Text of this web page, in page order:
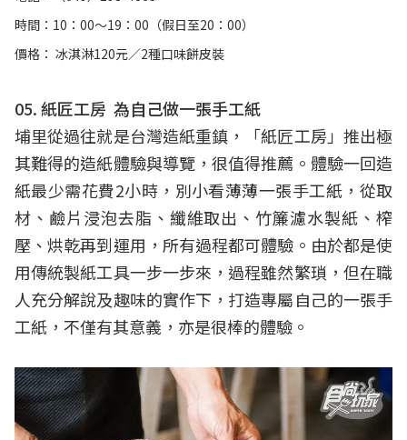
時間：10：00～19：00（假日至20：00）
價格： 冰淇淋120元／2種口味餅皮裝
05. 紙匠工房 為自己做一張手工紙
埔里從過往就是台灣造紙重鎮，「紙匠工房」推出極
其難得的造紙體驗與導覽，很值得推薦。體驗一回造
紙最少需花費2小時，別小看薄薄一張手工紙，從取
材、鹼片浸泡去脂、纖維取出、竹簾濾水製紙、榨
壓、烘乾再到運用，所有過程都可體驗。由於都是使
用傳統製紙工具一步一步來，過程雖然繁瑣，但在職
人充分解說及趣味的實作下，打造專屬自己的一張手
工紙，不僅有其意義，亦是很棒的體驗。